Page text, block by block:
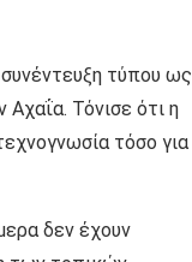
τύπου ως
Τόνισε ότι η
τόσο για
δεν έχουν